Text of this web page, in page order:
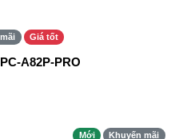
Giá tốt
A82P-PRO
Mới Khuyến mãi